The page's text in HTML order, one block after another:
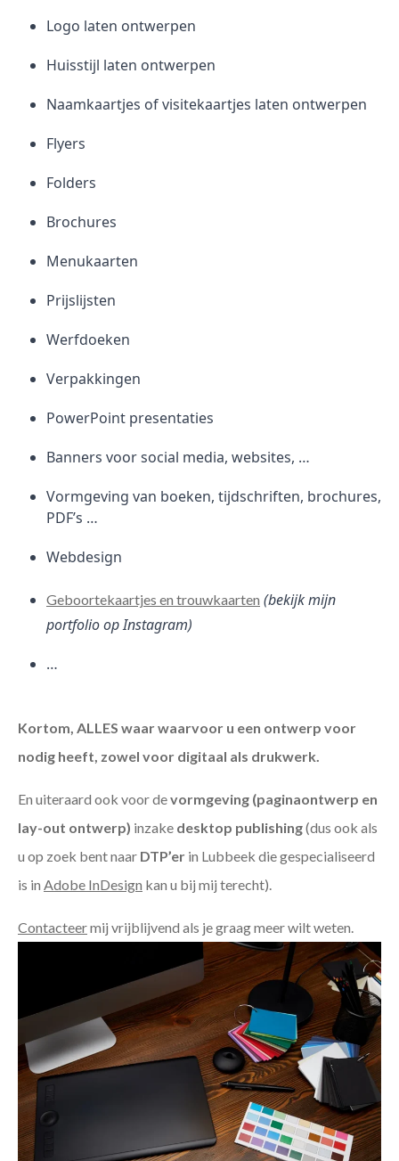
Logo laten ontwerpen
Huisstijl laten ontwerpen
Naamkaartjes of visitekaartjes laten ontwerpen
Flyers
Folders
Brochures
Menukaarten
Prijslijsten
Werfdoeken
Verpakkingen
PowerPoint presentaties
Banners voor social media, websites, …
Vormgeving van boeken, tijdschriften, brochures,
PDF’s …
Webdesign
Geboortekaartjes en trouwkaarten (bekijk mijn
portfolio op Instagram)
…
Kortom, ALLES waar waarvoor u een ontwerp voor
nodig heeft, zowel voor digitaal als drukwerk.
En uiteraard ook voor devormgeving (paginaontwerp en
lay-out ontwerp) inzake desktop publishing(dus ook als
u op zoek bent naar DTP’er in Lubbeek die gespecialiseerd
is in Adobe InDesign kan u bij mij terecht).
Contacteermij vrijblijvend als je graag meer wilt weten.